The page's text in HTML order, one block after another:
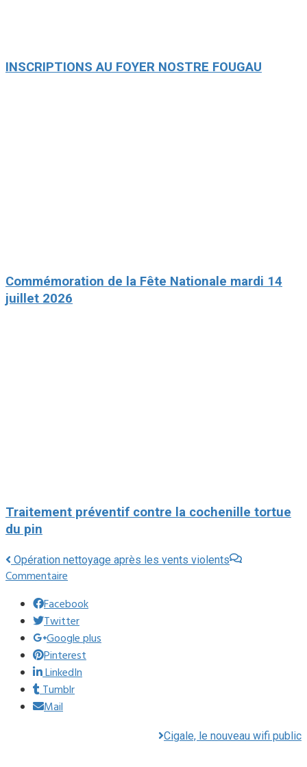
INSCRIPTIONS AU FOYER NOSTRE FOUGAU
Commémoration de la Fête Nationale mardi 14
juillet 2026
Traitement préventif contre la cochenille tortue
du pin
Opération nettoyage après les vents violents
Commentaire
Facebook
Twitter
Google plus
Pinterest
LinkedIn
Tumblr
Mail
Cigale, le nouveau wifi public